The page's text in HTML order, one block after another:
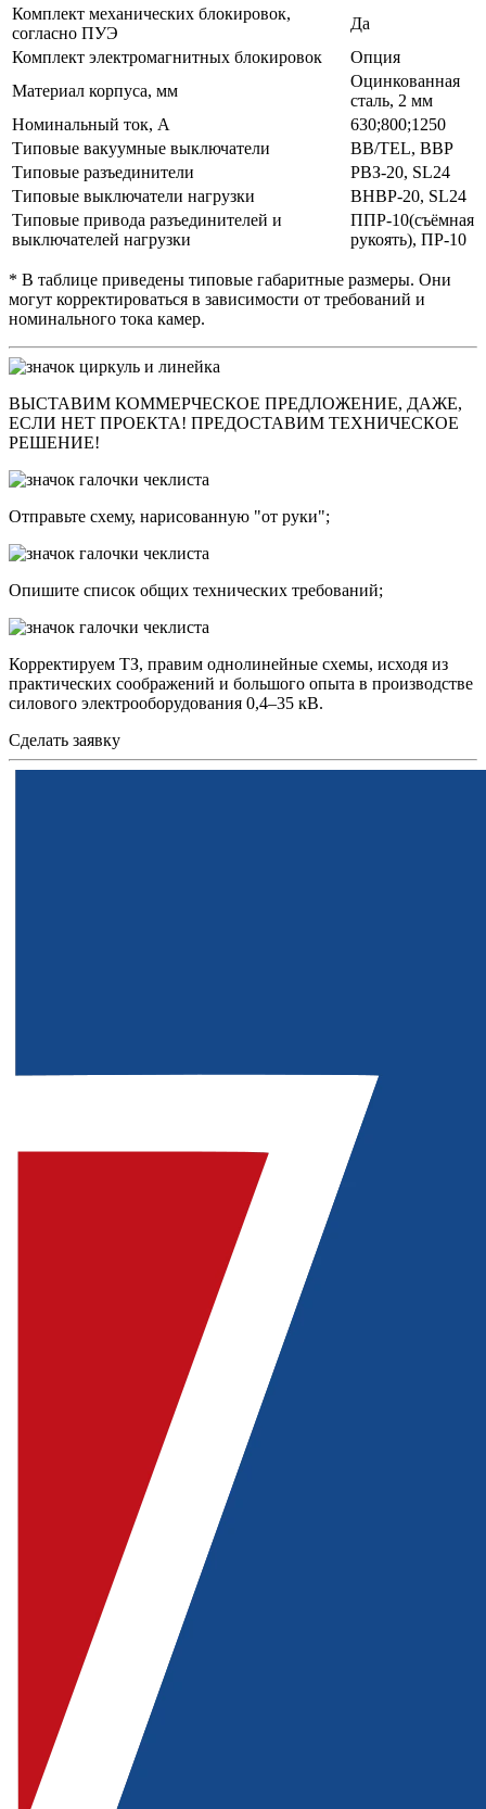
Комплект механических блокировок,
согласно ПУЭ
Да
Комплект электромагнитных блокировок
Опция
Материал корпуса, мм
Оцинкованная
сталь, 2 мм
Номинальный ток, А
630;800;1250
Типовые вакуумные выключатели
BB/TEL, ВВР
Типовые разъединители
РВЗ-20, SL24
Типовые выключатели нагрузки
ВНBP-20, SL24
Типовые привода разъединителей и
выключателей нагрузки
ППР-10(съёмная
рукоять), ПР-10
* В таблице приведены типовые габаритные размеры. Они
могут корректироваться в зависимости от требований и
номинального тока камер.
ВЫСТАВИМ КОММЕРЧЕСКОЕ ПРЕДЛОЖЕНИЕ, ДАЖЕ,
ЕСЛИ НЕТ ПРОЕКТА! ПРЕДОСТАВИМ ТЕХНИЧЕСКОЕ
РЕШЕНИЕ!
Отправьте схему, нарисованную "от руки";
Опишите список общих технических требований;
Корректируем ТЗ, правим однолинейные схемы, исходя из
практических соображений и большого опыта в производстве
силового электрооборудования 0,4–35 кВ.
Сделать заявку